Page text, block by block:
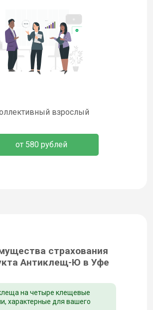
взрослый
от 580 рублей
страхования
Антиклещ-Ю в Уфе
на четыре клещевые
характерные для вашего